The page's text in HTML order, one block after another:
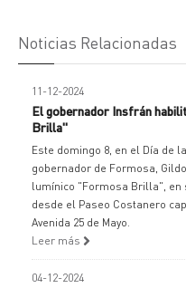
Noticias Relacionadas
11-12-2024
El gobernador Insfrán
Brilla"
Este domingo 8, en el Día de
gobernador de Formosa,
lumínico "Formosa Brilla", en
desde el Paseo Costanero
Avenida 25 de Mayo.
Leer más
04-12-2024